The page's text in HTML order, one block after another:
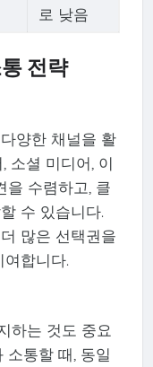
로 낮음
전략
양한 채널을 활
소셜 미디어, 이
을 수렴하고, 클
수 있습니다.
많은 선택권을
합니다.
하는 것도 중요
소통할 때, 동일